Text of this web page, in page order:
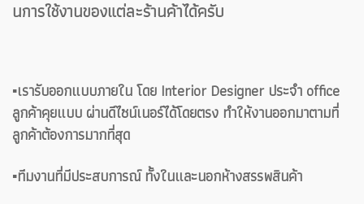
นการใช้งานของแต่ละร้านค้าได้ครับ
▪️เรารับออกแบบภายใน โดย Interior Designer ประจำ office
ลูกค้าคุยแบบ ผ่านดีไซน์เนอร์ได้โดยตรง ทำให้งานออกมาตามที่
ลูกค้าต้องการมากที่สุด
▪️ทีมงานที่มีประสบการณ์ ทั้งในและนอกห้างสรรพสินค้า